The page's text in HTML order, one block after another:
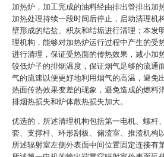
加热炉，加工完成的油料经由排出管排出加
加热处理持续一段时间后停止，启动清理机
壁形成的结盐、积灰和结垢进行清理；本发
理机构，能够对加热炉运行过程中产生的受
进行清理，保证受热面的传热效果，减小加
较低炉子的排烟温度，保证烟气足够的流通
气的流速以便更好地利用烟气的高温，避免
热面传热效果变差的现象，避免造成的燃料
排烟热损失和炉体散热损失加大。
优选的，所述清理机构包括第一电机、螺杆
套、支撑杆、环形刮板、储渣室、推渣机构
所述辐射室左侧外表面中间位置固定连接有